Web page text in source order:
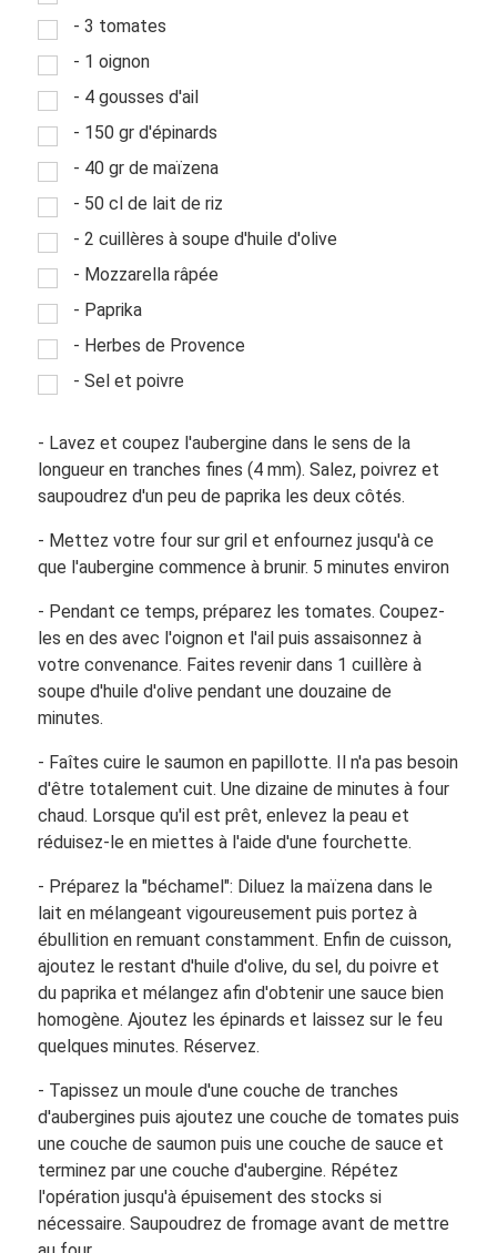
- 3 tomates
- 1 oignon
- 4 gousses d'ail
- 150 gr d'épinards
- 40 gr de maïzena
- 50 cl de lait de riz
- 2 cuillères à soupe d'huile d'olive
- Mozzarella râpée
- Paprika
- Herbes de Provence
- Sel et poivre
- Lavez et coupez l'aubergine dans le sens de la
longueur en tranches fines (4 mm). Salez, poivrez et
saupoudrez d'un peu de paprika les deux côtés.
- Mettez votre four sur gril et enfournez jusqu'à ce
que l'aubergine commence à brunir. 5 minutes environ
- Pendant ce temps, préparez les tomates. Coupez-
les en des avec l'oignon et l'ail puis assaisonnez à
votre convenance. Faites revenir dans 1 cuillère à
soupe d'huile d'olive pendant une douzaine de
minutes.
- Faîtes cuire le saumon en papillotte. Il n'a pas besoin
d'être totalement cuit. Une dizaine de minutes à four
chaud. Lorsque qu'il est prêt, enlevez la peau et
réduisez-le en miettes à l'aide d'une fourchette.
- Préparez la "béchamel": Diluez la maïzena dans le
lait en mélangeant vigoureusement puis portez à
ébullition en remuant constamment. Enfin de cuisson,
ajoutez le restant d'huile d'olive, du sel, du poivre et
du paprika et mélangez afin d'obtenir une sauce bien
homogène. Ajoutez les épinards et laissez sur le feu
quelques minutes. Réservez.
- Tapissez un moule d'une couche de tranches
d'aubergines puis ajoutez une couche de tomates puis
une couche de saumon puis une couche de sauce et
terminez par une couche d'aubergine. Répétez
l'opération jusqu'à épuisement des stocks si
nécessaire. Saupoudrez de fromage avant de mettre